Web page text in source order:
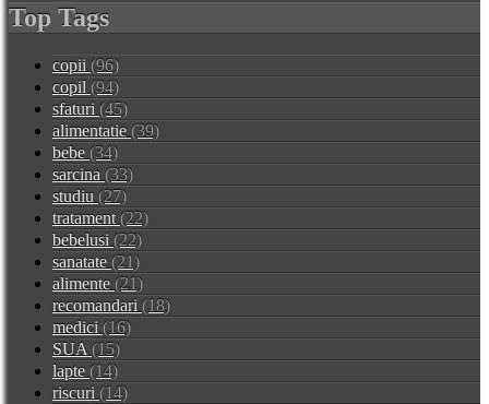
Top Tags
copii (96)
copil (94)
sfaturi (45)
alimentatie (39)
bebe (34)
sarcina (33)
studiu (27)
tratament(22)
bebelusi (22)
sanatate (21)
alimente (21)
recomandari (18)
medici (16)
SUA(15)
lapte (14)
riscuri (14)